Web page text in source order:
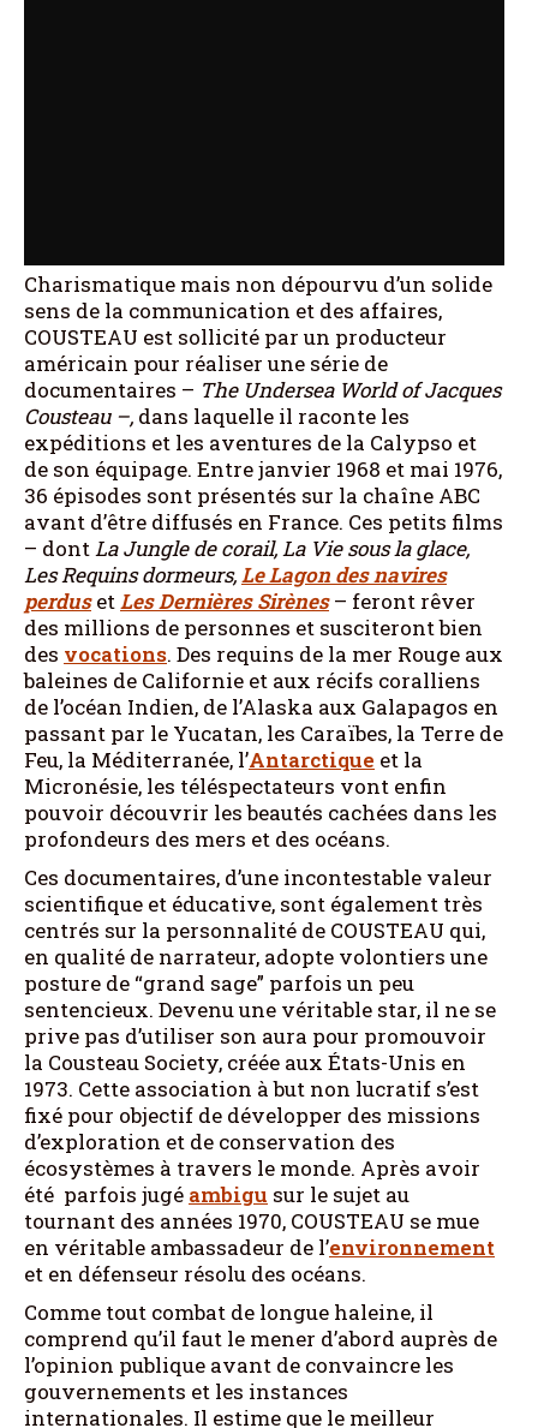
Charismatique mais non dépourvu d’un solide
sens de la communication et des affaires,
COUSTEAU est sollicité par un producteur
américain pour réaliser une série de
documentaires – The Undersea World of Jacques
Cousteau –, dans laquelle il raconte les
expéditions et les aventures de la Calypso et
de son équipage. Entre janvier 1968 et mai 1976,
36 épisodes sont présentés sur la chaîne ABC
avant d’être diffusés en France. Ces petits films
– dontLa Jungle de corail, La Vie sous la glace,
Les Requins dormeurs,Le Lagon des navires
perdusetLes Dernières Sirènes– feront rêver
des millions de personnes et susciteront bien
des vocations. Des requins de la mer Rouge aux
baleines de Californie et aux récifs coralliens
de l’océan Indien, de l’Alaska aux Galapagos en
passant par le Yucatan, les Caraïbes, la Terre de
Feu, la Méditerranée, l’Antarctique et la
Micronésie, les téléspectateurs vont enfin
pouvoir découvrir les beautés cachées dans les
profondeurs des mers et des océans.
Ces documentaires, d’une incontestable valeur
scientifique et éducative, sont également très
centrés sur la personnalité de COUSTEAU qui,
en qualité de narrateur, adopte volontiers une
posture de “grand sage” parfois un peu
sentencieux. Devenu une véritable star, il ne se
prive pas d’utiliser son aura pour promouvoir
la Cousteau Society, créée aux États-Unis en
1973. Cette association à but non lucratif s’est
fixé pour objectif de développer des missions
d’exploration et de conservation des
écosystèmes à travers le monde. Après avoir
été parfois jugé ambigu sur le sujet au
tournant des années 1970, COUSTEAU se mue
en véritable ambassadeur de l’environnement
et en défenseur résolu des océans.
Comme tout combat de longue haleine, il
comprend qu’il faut le mener d’abord auprès de
l’opinion publique avant de convaincre les
gouvernements et les instances
internationales. Il estime que le meilleur